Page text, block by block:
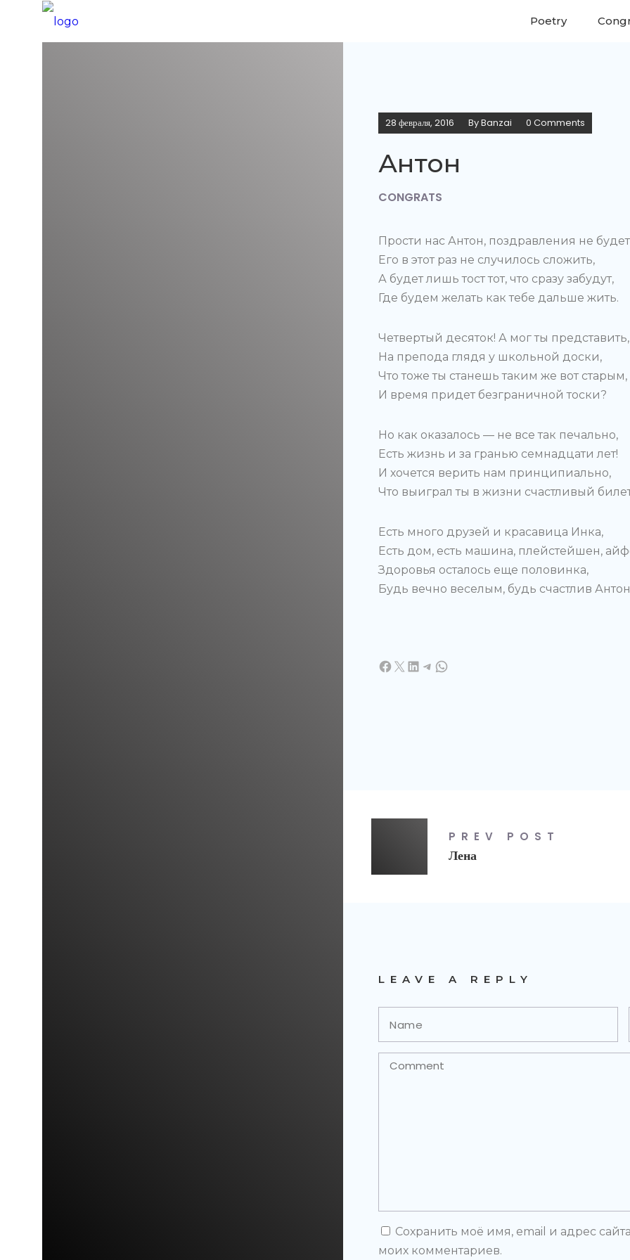
Poetry
28 февраля, 2016 ByBanzai 0 Comments
Антон
CONGRATS
Прости нас Антон, поздравления не
Его в этот раз не случилось сложить,
А будет лишь тост тот, что сразу забудут,
Где будем желать как тебе дальше жить.
Четвертый десяток! А мог ты представить,
На препода глядя у школьной доски,
Что тоже ты станешь таким же вот старым,
И время придет безграничной тоски?
Но как оказалось — не все так печально,
Есть жизнь и за гранью семнадцати лет!
И хочется верить нам принципиально,
Что выиграл ты в жизни счастливый
Есть много друзей и красавица Инка,
Есть дом, есть машина, плейстейшен,
Здоровья осталось еще половинка,
Будь вечно веселым, будь счастлив
PREV POST
Лена
LEAVE A REPLY
Сохранить моё имя, email и адрес
моих комментариев.